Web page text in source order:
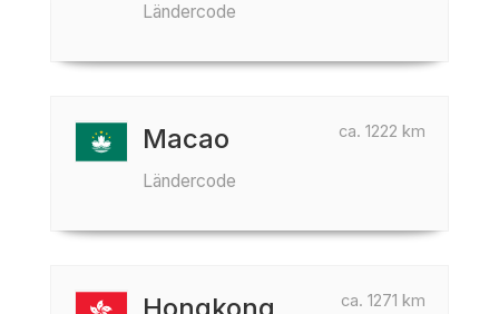
Ländercode
ca. 1222 km
Macao
Ländercode
ca. 1271 km